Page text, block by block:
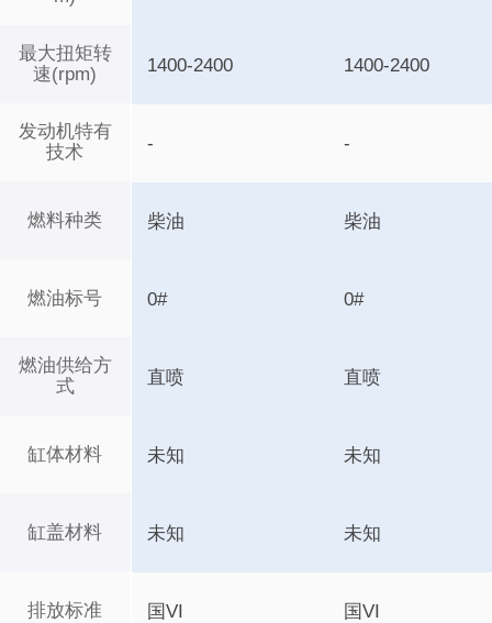
最大扭矩转
速(rpm)
发动机特有
技术
燃料种类
燃油标号
燃油供给方
式
缸体材料
缸盖材料
排放标准
1400-2400 1400-2400
- -
柴油 柴油
0# 0#
直喷 直喷
未知 未知
未知 未知
国VI 国VI